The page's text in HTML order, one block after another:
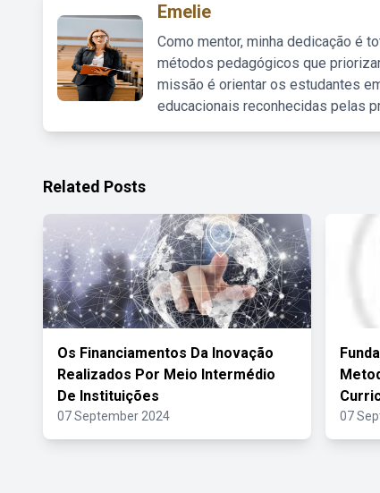
Emelie
Como mentor, minha dedicação é
métodos pedagógicos que
missão é orientar os estudantes
educacionais reconhecidas pelas
Related Posts
Os Financiamentos Da Inovação
Realizados Por Meio Intermédio
De Instituições
07 September 2024 07